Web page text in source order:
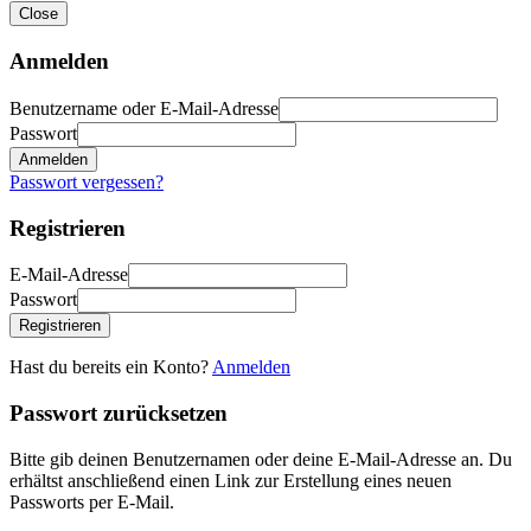
Close
Anmelden
Benutzername oder E-Mail-Adresse
Passwort
Anmelden
Passwort vergessen?
Registrieren
E-Mail-Adresse
Passwort
Registrieren
Hast du bereits ein Konto? Anmelden
Passwort zurücksetzen
Bitte gib deinen Benutzernamen oder deine E-Mail-Adresse an. Du
erhältst anschließend einen Link zur Erstellung eines neuen
Passworts per E-Mail.